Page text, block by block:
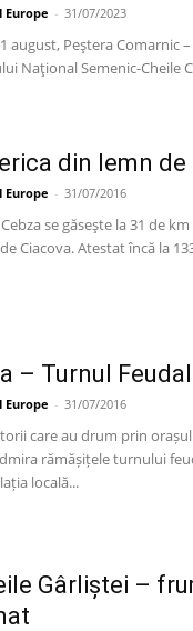
Europe - 31/07/2023
august, Peştera Comarnic
Naţional Semenic-Cheile
din lemn de
Europe - 31/07/2016
se găseşte la 31 de
Ciacova. Atestat încă la
– Turnul
Europe - 31/07/2016
care au drum prin
rămășițele turnului
locală...
Gârliștei –